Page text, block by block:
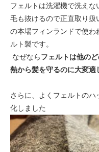
フェルトは洗濯機で洗えな
毛も抜けるので正直取り扱
の本場フィンランドで使わ
ルト製です。
なぜならフェルトは他の
熱から髪を守るのに大変適
さらに、よくフェルトの
化しました